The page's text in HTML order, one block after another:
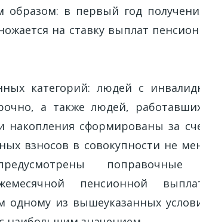
образом: в первый год
на ставку выплат
категорий: людей с
а также людей,
накопления сформированы за
взносов в совокупности не
поправочные
пенсионной
одному из вышеуказанных